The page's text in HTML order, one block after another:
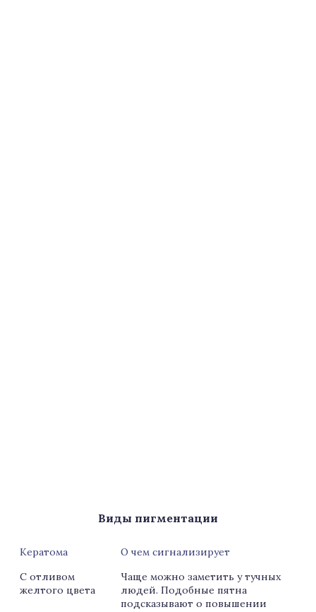
Виды пигментации
Кератома
О чем сигнализирует
С отливом
желтого цвета
Чаще можно заметить у тучных
людей. Подобные пятна
подсказывают о повышении